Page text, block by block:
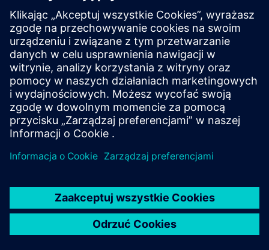
STRUCTURAL SIMULATION
Simcenter Multiscale Designer
quantification, and optimization of composite
material-based structures at multiple spatial and